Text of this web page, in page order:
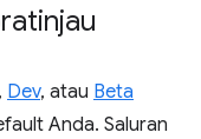
Dev, atau Beta
Anda. Saluran